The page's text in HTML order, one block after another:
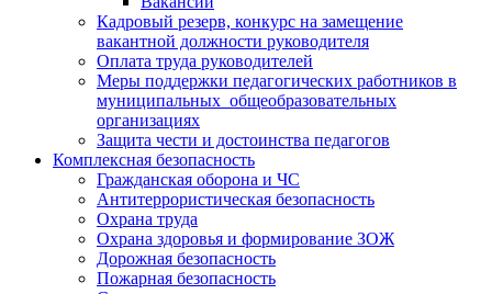
Кадровый резерв, конкурс на замещение
вакантной должности руководителя
Оплата труда руководителей
Меры поддержки педагогических работников в
муниципальных общеобразовательных
организациях
Защита чести и достоинства педагогов
Комплексная безопасность
Гражданская оборона и ЧС
Антитеррористическая безопасность
Охрана труда
Охрана здоровья и формирование ЗОЖ
Дорожная безопасность
Пожарная безопасность